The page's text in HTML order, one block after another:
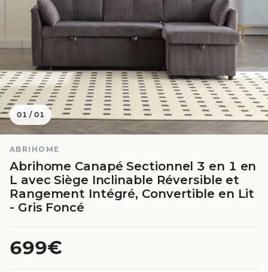
01 /01
ABRIHOME
Abrihome Canapé Sectionnel 3 en 1 en
L avec Siège Inclinable Réversible et
Rangement Intégré, Convertible en Lit
- Gris Foncé
699€